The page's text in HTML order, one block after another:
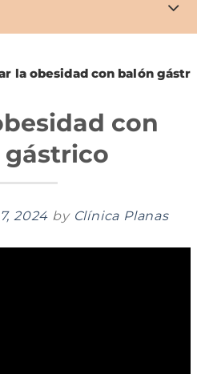
la obesidad con balón
con
gástrico
2024 by Clínica Planas